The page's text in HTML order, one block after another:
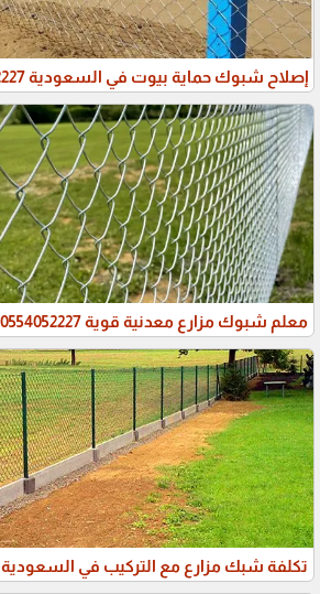
إصلاح شبوك حماية بيوت في السعودية 0554052227
معلم شبوك مزارع معدنية قوية 0554052227
تكلفة شبك مزارع مع التركيب في السعودية 0554052227